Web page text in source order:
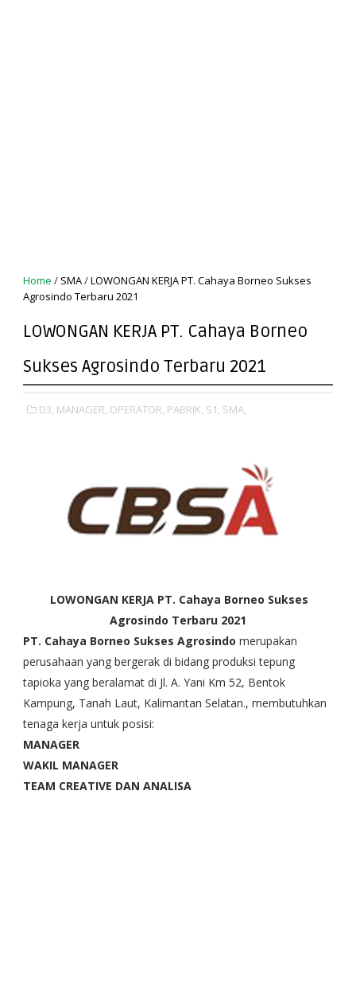
Home / SMA/LOWONGAN KERJA PT. Cahaya Borneo Sukses
Agrosindo Terbaru 2021
LOWONGAN KERJA PT. Cahaya Borneo
Sukses Agrosindo Terbaru 2021
D3, MANAGER, OPERATOR, PABRIK, S1, SMA,
LOWONGAN KERJA PT. Cahaya Borneo Sukses
Agrosindo Terbaru 2021
PT. Cahaya Borneo Sukses Agrosindo merupakan
perusahaan yang bergerak di bidang produksi tepung
tapioka yang beralamat di Jl. A. Yani Km 52, Bentok
Kampung, Tanah Laut, Kalimantan Selatan., membutuhkan
tenaga kerja untuk posisi:
MANAGER
WAKIL MANAGER
TEAM CREATIVE DAN ANALISA